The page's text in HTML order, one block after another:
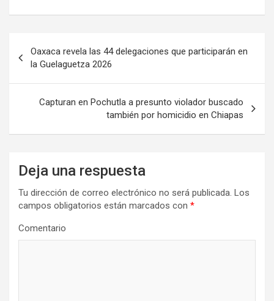
de
entradas
Oaxaca revela las 44 delegaciones que participarán en
la Guelaguetza 2026
Capturan en Pochutla a presunto violador buscado
también por homicidio en Chiapas
Deja una respuesta
Tu dirección de correo electrónico no será publicada. Los
campos obligatorios están marcados con *
Comentario